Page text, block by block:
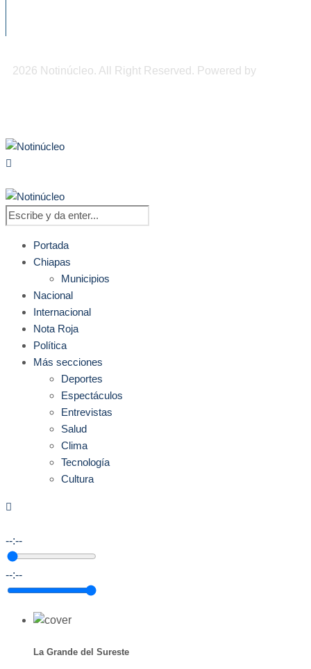
2026 Notinúcleo. All Right Reserved. Powered by
Portada
Chiapas
Municipios
Nacional
Internacional
Nota Roja
Política
Más secciones
Deportes
Espectáculos
Entrevistas
Salud
Clima
Tecnología
Cultura
--:--
--:--
La Grande del Sureste